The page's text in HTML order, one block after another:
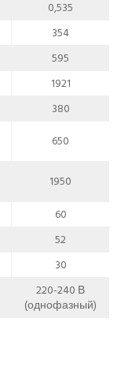
0,535
354
595
1921
380
650
1950
60
52
30
220-240 В
(однофазный)